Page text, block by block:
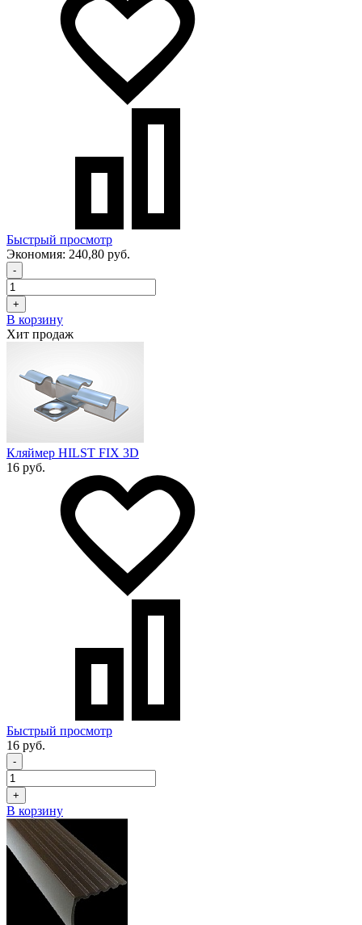
Быстрый просмотр
Экономия: 240,80 руб.
-
+
В корзину
Хит продаж
Кляймер HILST FIX 3D
16 руб.
Быстрый просмотр
16 руб.
-
+
В корзину